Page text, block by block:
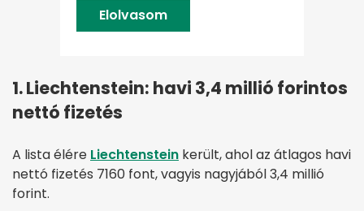
Elolvasom
1. Liechtenstein: havi 3,4 millió forintos
nettó fizetés
A lista élére Liechtenstein került, ahol az átlagos havi
nettó fizetés 7160 font, vagyis nagyjából 3,4 millió
forint.